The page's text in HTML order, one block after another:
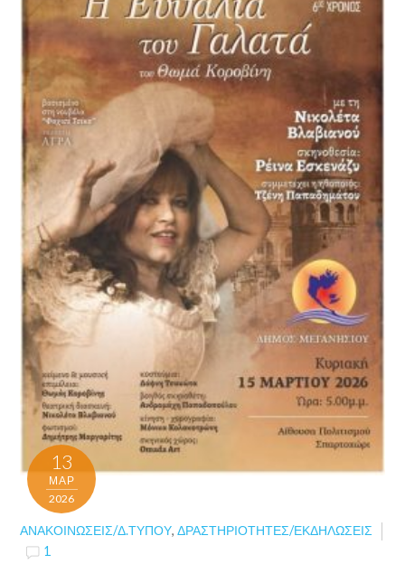
13
ΜΑΡ
2026
ΑΝΑΚΟΙΝΏΣΕΙΣ/Δ.ΤΎΠΟΥ,ΔΡΑΣΤΗΡΙΌΤΗΤΕΣ/ΕΚΔΗΛΏΣΕΙΣ
1